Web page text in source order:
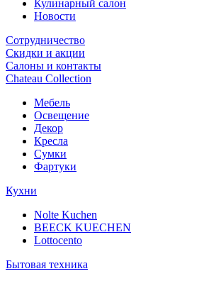
Кулинарный салон
Новости
Сотрудничество
Скидки и акции
Салоны и контакты
Chateau Collection
Мебель
Освещение
Декор
Кресла
Сумки
Фартуки
Кухни
Nolte Kuchen
BEECK KUECHEN
Lottocento
Бытовая техника